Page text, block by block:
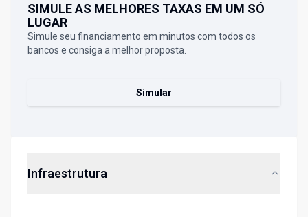
SIMULE AS MELHORES TAXAS EM UM SÓ
LUGAR
Simule seu financiamento em minutos com todos os
bancos e consiga a melhor proposta.
Simular
Infraestrutura